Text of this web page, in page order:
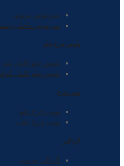
سرپلوس بیرونی
سرپلوس داخلی
پلوس چرخ جلو
پلوس جلو کامل بلند
پلوس جلو کامل
توپی چرخ
توپی چرخ جلو
توپی چرخ عقب
گردگیر
گردگیر بیرونی